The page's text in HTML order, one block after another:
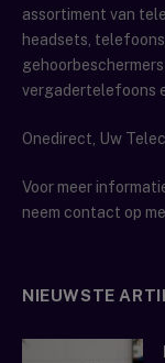
assortiment van
headsets,
vergadertelefoons
Onedirect, Uw
Voor meer
neem contact op
NIEUWSTE